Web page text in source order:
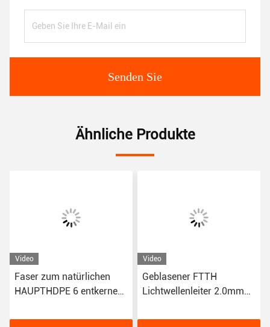
Senden Sie
Ähnliche Produkte
Video
Faser zum natürlichen
HAUPTHDPE 6 entkernen
G.657.A1
Video
Geblasener FTTH
Lichtwellenleiter 2.0mm
des Kern-G657A1